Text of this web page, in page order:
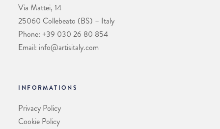
Via Mattei, 14
25060 Collebeato (BS) – Italy
Phone: +39 030 26 80 854
Email: info@artisitaly.com
INFORMATIONS
Privacy Policy
Cookie Policy